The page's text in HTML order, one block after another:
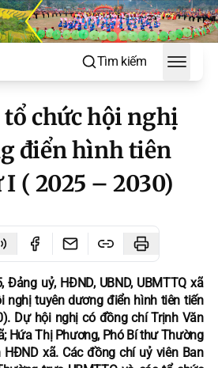
Tìm kiếm
Toggle
chức hội nghị
điển hình tiên
( 2025 – 2030)
uỷ, HĐND, UBND, UBMTTQ xã
nghị tuyên dương điển hình tiên tiến
Dự hội nghị có đồng chí Trịnh Văn
Hứa Thị Phương, Phó Bí thư Thường
xã. Các đồng chí uỷ viên Ban